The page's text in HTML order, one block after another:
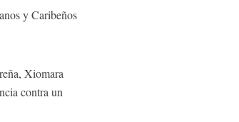
y Caribeños
Xiomara
contra un